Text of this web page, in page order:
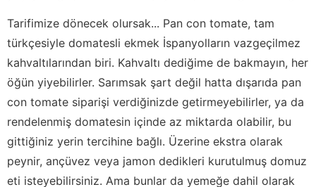
Tarifimize dönecek olursak... Pan con tomate, tam
türkçesiyle domatesli ekmek İspanyolların vazgeçilmez
kahvaltılarından biri. Kahvaltı dediğime de bakmayın, her
öğün yiyebilirler. Sarımsak şart değil hatta dışarıda pan
con tomate siparişi verdiğinizde getirmeyebilirler, ya da
rendelenmiş domatesin içinde az miktarda olabilir, bu
gittiğiniz yerin tercihine bağlı. Üzerine ekstra olarak
peynir, ançüvez veya jamon dedikleri kurutulmuş domuz
eti isteyebilirsiniz. Ama bunlar da yemeğe dahil olarak